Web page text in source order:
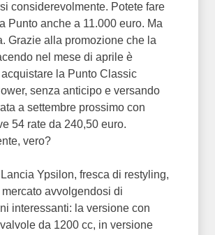
considerevolmente. Potete fare
Punto anche a 11.000 euro. Ma
Grazie alla promozione che la
nel mese di aprile è
la Punto Classic
senza anticipo e versando
a settembre prossimo con
54 rate da 240,50 euro.
vero?
Ypsilon, fresca di restyling,
avvolgendosi di
interessanti: la versione con
da 1200 cc, in versione